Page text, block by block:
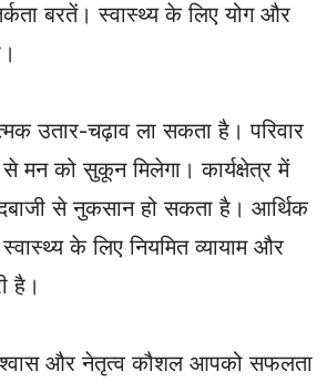
बरतें। स्वास्थ्य के लिए योग और
उतार-चढ़ाव ला सकता है। परिवार
मन को सुकून मिलेगा। कार्यक्षेत्र में
से नुकसान हो सकता है। आर्थिक
के लिए नियमित व्यायाम और
है।
और नेतृत्व कौशल आपको सफलता